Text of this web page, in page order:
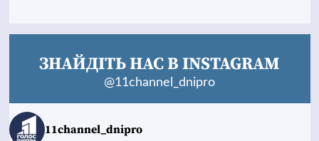
ЗНАЙДІТЬ НАС В INSTAGRAM
@11channel_dnipro
11channel_dnipro